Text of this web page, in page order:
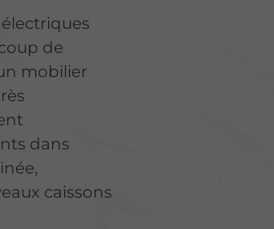
de
mobilier
dans
caissons